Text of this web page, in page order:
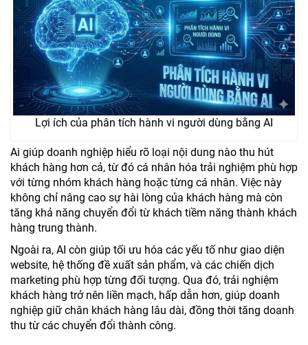
Lợi ích của phân tích hành vi người dùng bằng AI
Ai giúp doanh nghiệp hiểu rõ loại nội dung nào thu hút
khách hàng hơn cả, từ đó cá nhân hóa trải nghiệm phù hợp
với từng nhóm khách hàng hoặc từng cá nhân. Việc này
không chỉ nâng cao sự hài lòng của khách hàng mà còn
tăng khả năng chuyển đổi từ khách tiềm năng thành khách
hàng trung thành.
Ngoài ra, AI còn giúp tối ưu hóa các yếu tố như giao diện
website, hệ thống đề xuất sản phẩm, và các chiến dịch
marketing phù hợp từng đối tượng. Qua đó, trải nghiệm
khách hàng trở nên liền mạch, hấp dẫn hơn, giúp doanh
nghiệp giữ chân khách hàng lâu dài, đồng thời tăng doanh
thu từ các chuyển đổi thành công.